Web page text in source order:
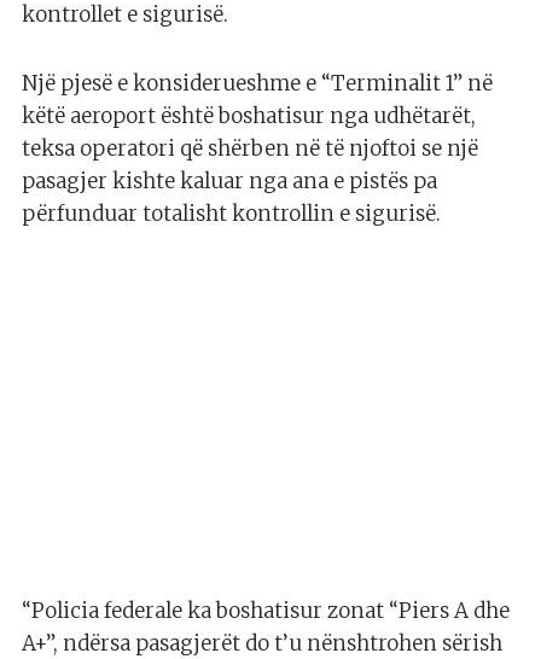
kontrollet e sigurisë.
Një pjesë e konsiderueshme e “Terminalit 1” në
këtë aeroport është boshatisur nga udhëtarët,
teksa operatori që shërben në të njoftoi se një
pasagjer kishte kaluar nga ana e pistës pa
përfunduar totalisht kontrollin e sigurisë.
“Policia federale ka boshatisur zonat “Piers A dhe
A+”, ndërsa pasagjerët do t’u nënshtrohen sërish